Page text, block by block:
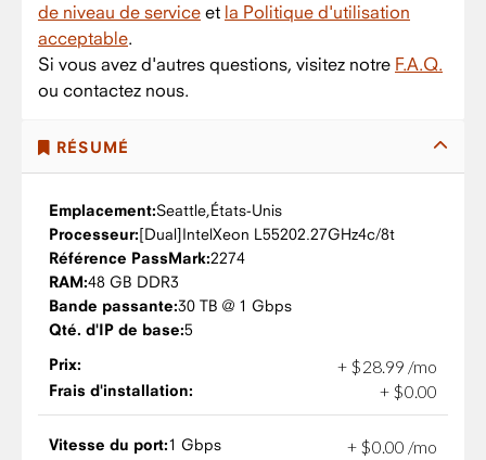
de niveau de service et la Politique d'utilisation
acceptable.
Si vous avez d'autres questions, visitez notre F.A.Q.
ou contactez nous.
RÉSUMÉ
Emplacement:Seattle,États-Unis
Processeur:
IntelXeon L55202.27GHz4c/8t
Référence PassMark:2274
RAM:48 GB DDR3
Bande passante:30 TB @ 1 Gbps
Qté. d'IP de base:5
Prix:
+ $28.99 /mo
Frais d'installation: + $0.00
Vitesse du port:1 Gbps + $0 00 /mo